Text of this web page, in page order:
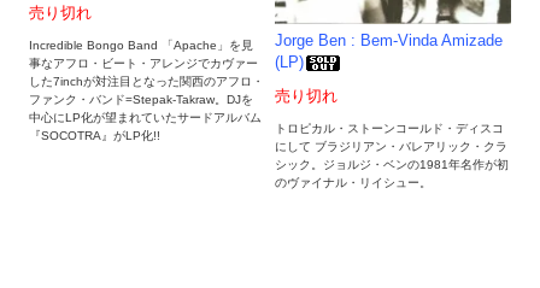
売り切れ
Incredible Bongo Band 「Apache」を見
事なアフロ・ビート・アレンジでカヴァー
した7inchが対注目となった関西のアフロ・
ファンク・バンド=Stepak-Takraw。DJを
中心にLP化が望まれていたサードアルバム
『SOCOTRA』がLP化!!
Jorge Ben : Bem-Vinda Amizade
(LP)
売り切れ
トロピカル・ストーンコールド・ディスコ
にして ブラジリアン・バレアリック・クラ
シック。ジョルジ・ベンの1981年名作が初
のヴァイナル・リイシュー。